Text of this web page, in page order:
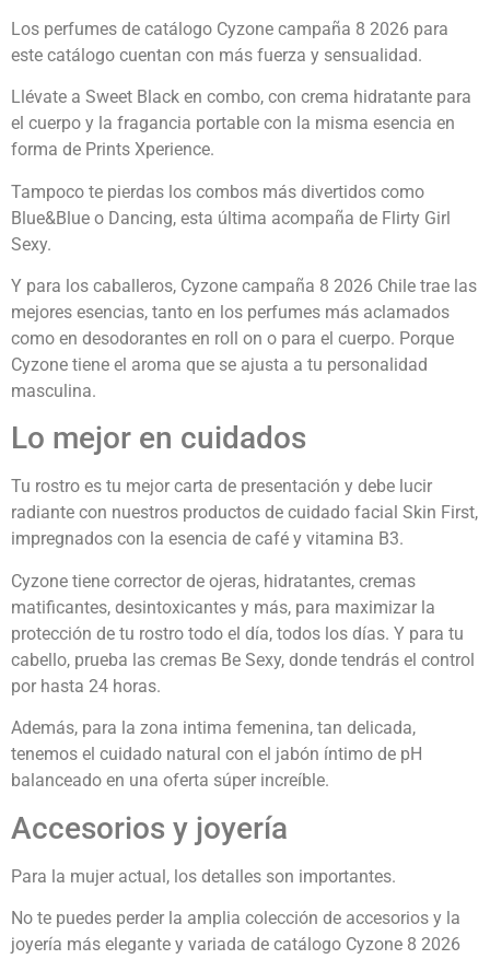
Los perfumes de catálogo Cyzone campaña 8 2026 para
este catálogo cuentan con más fuerza y sensualidad.
Llévate a Sweet Black en combo, con crema hidratante para
el cuerpo y la fragancia portable con la misma esencia en
forma de Prints Xperience.
Tampoco te pierdas los combos más divertidos como
Blue&Blue o Dancing, esta última acompaña de Flirty Girl
Sexy.
Y para los caballeros, Cyzone campaña 8 2026 Chile trae las
mejores esencias, tanto en los perfumes más aclamados
como en desodorantes en roll on o para el cuerpo. Porque
Cyzone tiene el aroma que se ajusta a tu personalidad
masculina.
Lo mejor en cuidados
Tu rostro es tu mejor carta de presentación y debe lucir
radiante con nuestros productos de cuidado facial Skin First,
impregnados con la esencia de café y vitamina B3.
Cyzone tiene corrector de ojeras, hidratantes, cremas
matificantes, desintoxicantes y más, para maximizar la
protección de tu rostro todo el día, todos los días. Y para tu
cabello, prueba las cremas Be Sexy, donde tendrás el control
por hasta 24 horas.
Además, para la zona intima femenina, tan delicada,
tenemos el cuidado natural con el jabón íntimo de pH
balanceado en una oferta súper increíble.
Accesorios y joyería
Para la mujer actual, los detalles son importantes.
No te puedes perder la amplia colección de accesorios y la
joyería más elegante y variada de catálogo Cyzone 8 2026